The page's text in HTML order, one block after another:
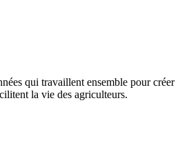
qui travaillent ensemble pour créer
la vie des agriculteurs.